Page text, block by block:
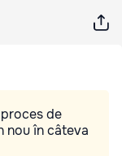
de
nou în câteva